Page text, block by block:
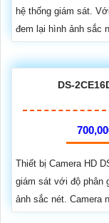
hệ thống giám sát.
đem lại hình ảnh sắc
DS-
Thiết bị Camera HD
giám sát với độ phân
ảnh sắc nét. Camera